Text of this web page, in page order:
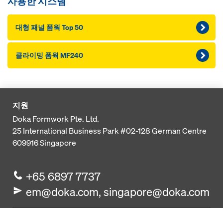
대형 패널 폼웍 Top 50
클라이밍 폼웍 MF240
지원
Doka Formwork Pte. Ltd.
25 International Business Park#02-128 German Centre
609916Singapore
+65 6897 7737
em@doka.com, singapore@doka.com